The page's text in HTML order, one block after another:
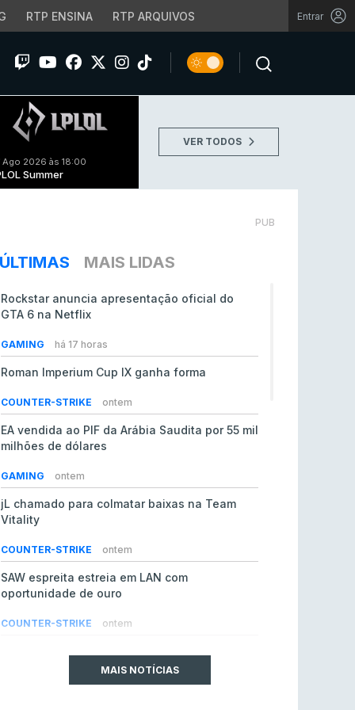
RTP ENSINA RTP ARQUIVOS Entrar
Ago 2026 às 18:00
Summer
VER TODOS
PUB
ÚLTIMAS MAIS LIDAS
Rockstar anuncia apresentação oficial do
GTA 6 na Netflix
GAMING há 17 horas
Roman Imperium Cup IX ganha forma
COUNTER-STRIKE ontem
EA vendida ao PIF da Arábia Saudita por 55 mil
milhões de dólares
GAMING ontem
jL chamado para colmatar baixas na Team
Vitality
COUNTER-STRIKE ontem
SAW espreita estreia em LAN com
oportunidade de ouro
COUNTER-STRIKE ontem
do Counter-Strike 2MAIS NOTÍCIAS